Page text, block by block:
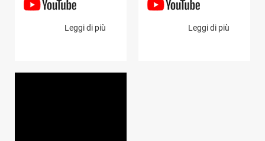
Leggi di più Leggi di più